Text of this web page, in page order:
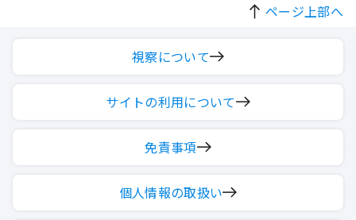
ページ上部へ
視察について
サイトの利用について
免責事項
個人情報の取扱い